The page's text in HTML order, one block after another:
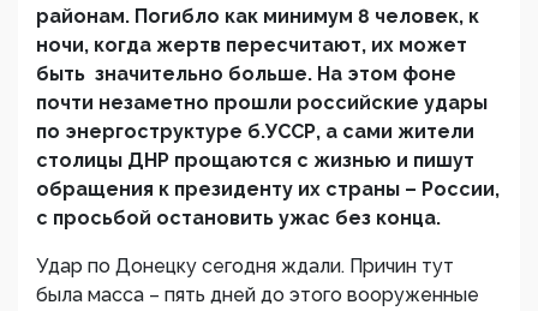
районам. Погибло как минимум 8 человек, к
ночи, когда жертв пересчитают, их может
быть значительно больше. На этом фоне
почти незаметно прошли российские удары
по энергоструктуре б.УССР, а сами жители
столицы ДНР прощаются с жизнью и пишут
обращения к президенту их страны – России,
с просьбой остановить ужас без конца.
Удар по Донецку сегодня ждали. Причин тут
была масса – пять дней до этого вооруженные